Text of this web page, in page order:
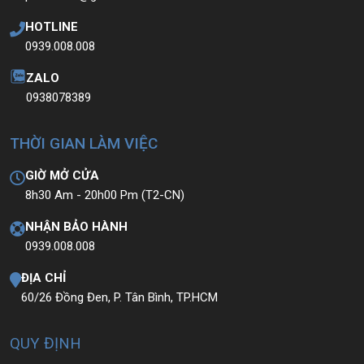
HOTLINE
0939.008.008
ZALO
0938078389
THỜI GIAN LÀM VIỆC
GIỜ MỞ CỬA
8h30 Am - 20h00 Pm (T2-CN)
NHẬN BẢO HÀNH
0939.008.008
ĐỊA CHỈ
60/26 Đồng Đen, P. Tân Bình, TP.HCM
QUY ĐỊNH